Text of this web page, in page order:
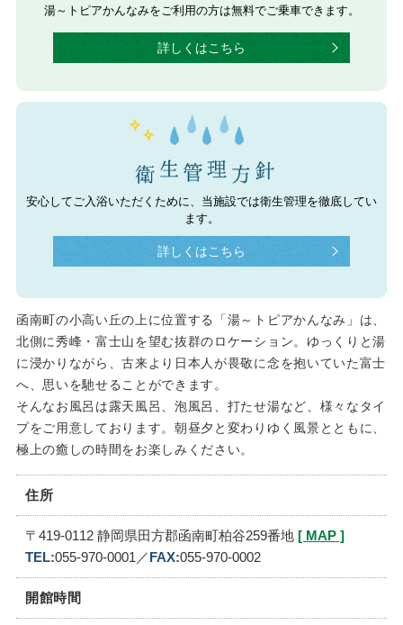
湯～トピアかんなみをご利用の方は無料でご乗車できます。
詳しくはこちら
安心してご入浴いただくために、当施設では衛生管理を徹底してい
ます。
詳しくはこちら
函南町の小高い丘の上に位置する「湯～トピアかんなみ」は、
北側に秀峰・富士山を望む抜群のロケーション。ゆっくりと湯
に浸かりながら、古来より日本人が畏敬に念を抱いていた富士
へ、思いを馳せることができます。
そんなお風呂は露天風呂、泡風呂、打たせ湯など、様々なタイ
プをご用意しております。朝昼夕と変わりゆく風景とともに、
極上の癒しの時間をお楽しみください。
住所
〒419-0112 静岡県田方郡函南町柏谷259番地 [ MAP ]
TEL:055-970-0001／FAX:055-970-0002
開館時間